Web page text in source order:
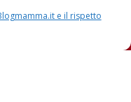
e il rispetto